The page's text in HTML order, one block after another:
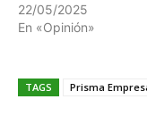
22/05/2025
En «Opinión»
TAGS Prisma